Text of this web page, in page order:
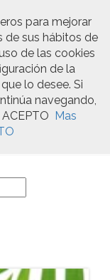
0
para mejorar
de sus hábitos de
de las cookies
de la
lo desee. Si
navegando,
Mas